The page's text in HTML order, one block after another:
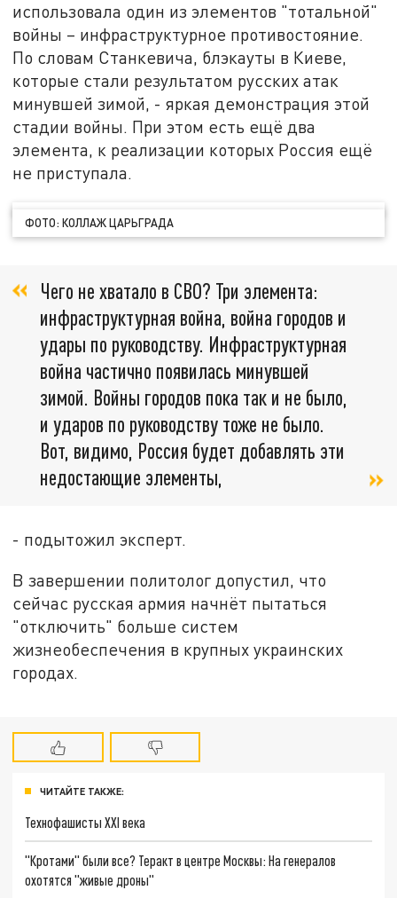
использовала один из элементов "тотальной"
войны – инфраструктурное противостояние.
По словам Станкевича, блэкауты в Киеве,
которые стали результатом русских атак
минувшей зимой, - яркая демонстрация этой
стадии войны. При этом есть ещё два
элемента, к реализации которых Россия ещё
не приступала.
ФОТО: КОЛЛАЖ ЦАРЬГРАДА
Чего не хватало в СВО? Три элемента:
инфраструктурная война, война городов и
удары по руководству. Инфраструктурная
война частично появилась минувшей
зимой. Войны городов пока так и не было,
и ударов по руководству тоже не было.
Вот, видимо, Россия будет добавлять эти
недостающие элементы,
- подытожил эксперт.
В завершении политолог допустил, что
сейчас русская армия начнёт пытаться
"отключить" больше систем
жизнеобеспечения в крупных украинских
городах.
ЧИТАЙТЕ ТАКЖЕ:
Технофашисты XXI века
"Кротами" были все? Теракт в центре Москвы: На генералов
охотятся "живые дроны"